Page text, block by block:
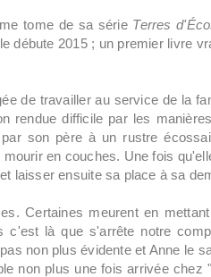
tome de sa série Terres
débute 2015 ; un premier livre
de travailler au service de la
rendue difficile par les
son père à un rustre
en couches. Une fois
laisser ensuite sa place à sa
Certaines meurent en
là que s'arrête notre
non plus évidente et Anne le
non plus une fois arrivée chez